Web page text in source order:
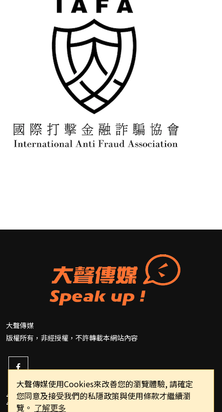
大聲傳媒使用Cookies來改善您的瀏覽體驗, 請確定
您同意及接受我們的私隱政策與使用條款才繼續瀏
覽。 了解更多
大聲傳媒
版權所有，非經授權，不許轉載本網站內容
重要連結